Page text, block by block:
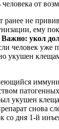
человека от
ранее не
ему
Важно: укол
человек уже
укушен
укушен
снова
со дня 1-й